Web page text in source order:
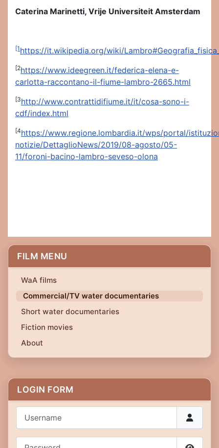
FILM MENU
WaA films
Commercial/TV water documentaries
Short water documentaries
Fiction movies
About
LOGIN FORM
Caterina Marinetti, Vrije Universiteit Amsterdam
[1 https://it.wikipedia.org/wiki/
[2https://www.ideegreen.it/federica-elena-e-
carlotta-raccontano-il-fiume-lambro-2665.html
[3http://www.contrattidifiume.it/it/cosa-sono-i-
cdf/index.html
[4https://www.regione.lombardia.it/wps/portal/
notizie/DettaglioNews/2019/08-agosto/05-
11/foroni-bacino-lambro-seveso-olona